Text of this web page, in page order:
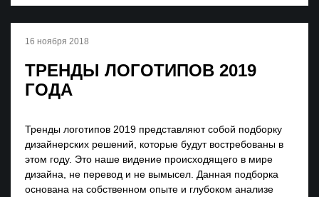
16 ноября 2018
ТРЕНДЫ ЛОГОТИПОВ 2019
ГОДА
Тренды логотипов 2019 представляют собой подборку
дизайнерских решений, которые будут востребованы в
этом году. Это наше видение происходящего в мире
дизайна, не перевод и не вымысел. Данная подборка
основана на собственном опыте и глубоком анализе